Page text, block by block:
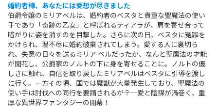
婚約者様、あなたには愛想が尽きました
伯爵令嬢のミリアベルは、婚約者のベスタと貴重な聖魔法の使い
手であり「奇跡の乙女」と呼ばれるティアラが、肩を寄せ合って
暗がりに姿を消すのを目撃した。さらに次の日、ベスタに冤罪を
かけられ、理不尽に婚約破棄されてしまう。愛する人に裏切ら
れ、失意の日々を送るミリア ベルだったが、なんと聖魔法の才能
が開花し、公爵家のノルトの下に身を寄せることに。ノルトの優
しさに触れ、自信を取り戻したミリアベルはベスタに引導を渡し
に行く。一方その頃、国では魔獣が大量発生しており、聖魔法の
使い手は討伐への同行を要請されるが――？ 愛と陰謀が渦巻く、重
厚な異世界ファンタジーの開幕！